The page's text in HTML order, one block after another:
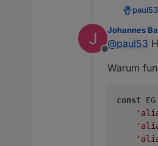
paul53
Offline
Johannes
@paul53
Warum
const